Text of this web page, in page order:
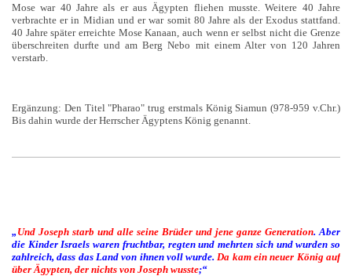
Mose war 40 Jahre als er aus Ägypten fliehen musste. Weitere 40 Jahre
verbrachte er in Midian und er war somit 80 Jahre als der Exodus stattfand.
40 Jahre später erreichte Mose Kanaan, auch wenn er selbst nicht die Grenze
überschreiten durfte und am Berg Nebo mit einem Alter von 120 Jahren
verstarb.
Ergänzung: Den Titel "Pharao" trug erstmals König Siamun (978-959 v.Chr.)
Bis dahin wurde der Herrscher Ägyptens König genannt.
„ Und Joseph starb und alle seine Brüder und jene ganze Generation. Aber
die Kinder Israels waren fruchtbar, regten und mehrten sich und wurden so
zahlreich, dass das Land von ihnen voll wurde. Da kam ein neuer König auf
über Ägypten, der nichts von Joseph wusste;“